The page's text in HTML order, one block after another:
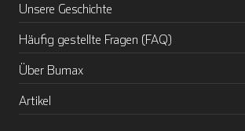
Unsere Geschichte
Häufig gestellte Fragen (FAQ)
Über Bumax
Artikel